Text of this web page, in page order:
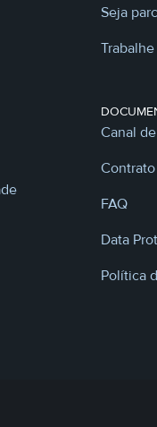
Seja
Canal
FAQ
Data
Política